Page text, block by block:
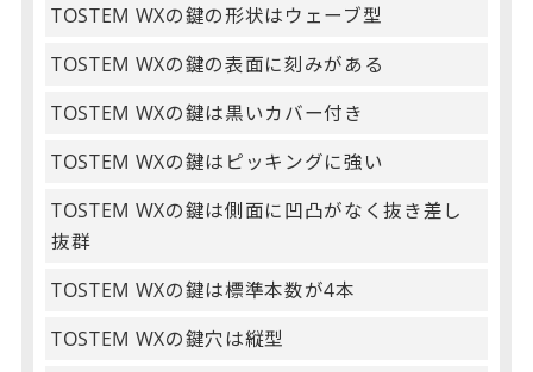
TOSTEM WXの鍵の形状はウェーブ型
TOSTEM WXの鍵の表面に刻みがある
TOSTEM WXの鍵は黒いカバー付き
TOSTEM WXの鍵はピッキングに強い
TOSTEM WXの鍵は側面に凹凸がなく抜き差し
抜群
TOSTEM WXの鍵は標準本数が4本
TOSTEM WXの鍵穴は縦型